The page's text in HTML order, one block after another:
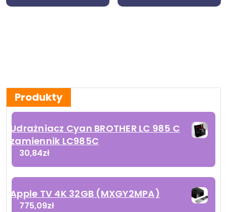
Produkty
Udrażniacz Cyan BROTHER LC 985 C
zamiennik LC985C
30,84zł
Apple TV 4K 32GB (MXGY2MPA)
775,09zł